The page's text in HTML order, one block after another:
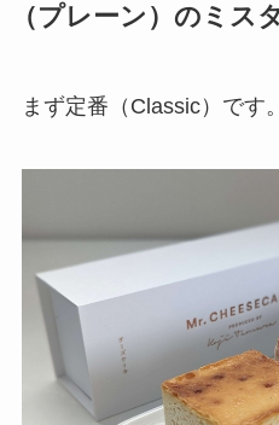
（プレーン）のミス
まず定番（Classic）です。